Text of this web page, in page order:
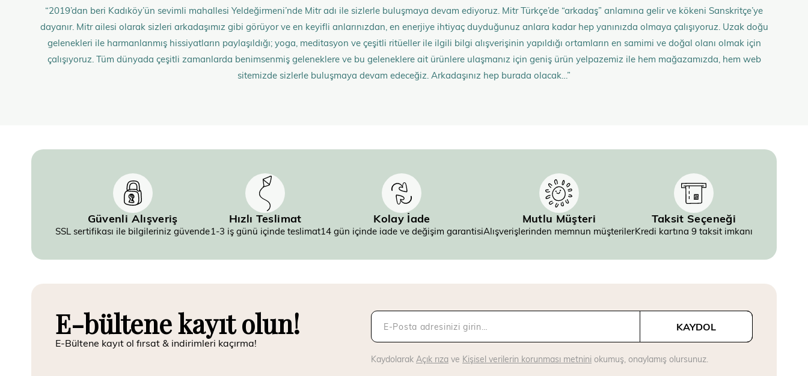
“2019’dan beri Kadıköy’ün sevimli mahallesi Yeldeğirmeni’nde Mitr adı ile sizlerle buluşmaya devam ediyoruz. Mitr Türkçe’de “arkadaş” anlamına gelir ve kökeni Sanskritçe’ye
dayanır. Mitr ailesi olarak sizleri arkadaşımız gibi görüyor ve en keyifli anlarınızdan, en enerjiye ihtiyaç duyduğunuz anlara kadar hep yanınızda olmaya çalışıyoruz. Uzak doğu
gelenekleri ile harmanlanmış hissiyatların paylaşıldığı; yoga, meditasyon ve çeşitli ritüeller ile ilgili bilgi alışverişinin yapıldığı ortamların en samimi ve doğal olanı olmak için
çalışıyoruz. Tüm dünyada çeşitli zamanlarda benimsenmiş geleneklere ve bu geleneklere ait ürünlere ulaşmanız için geniş ürün yelpazemiz ile hem mağazamızda, hem web
sitemizde sizlerle buluşmaya devam edeceğiz. Arkadaşınız hep burada olacak…”
Güvenli Alışveriş
SSL sertifikası ile bilgileriniz güvende
Hızlı Teslimat
1-3 iş günü içinde teslimat
Kolay İade
14 gün içinde iade ve değişim garantisi
Mutlu Müşteri
Alışverişlerinden memnun müşteriler
Taksit Seçeneği
Kredi kartına 9 taksit imkanı
E-bültene kayıt olun!
E-Bültene kayıt ol fırsat & indirimleri kaçırma!
KAYDOL
Kaydolarak Açık rıza ve Kişisel verilerin korunması metnini okumuş, onaylamış olursunuz.